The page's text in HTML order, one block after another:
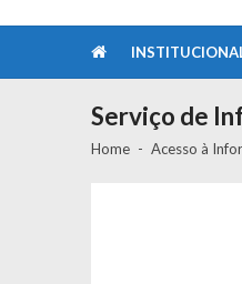
Serviço de
Home Acesso à